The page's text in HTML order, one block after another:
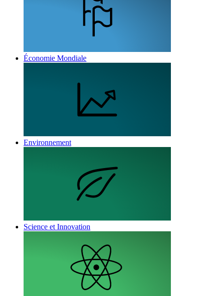
Économie Mondiale
Environnement
Science et Innovation